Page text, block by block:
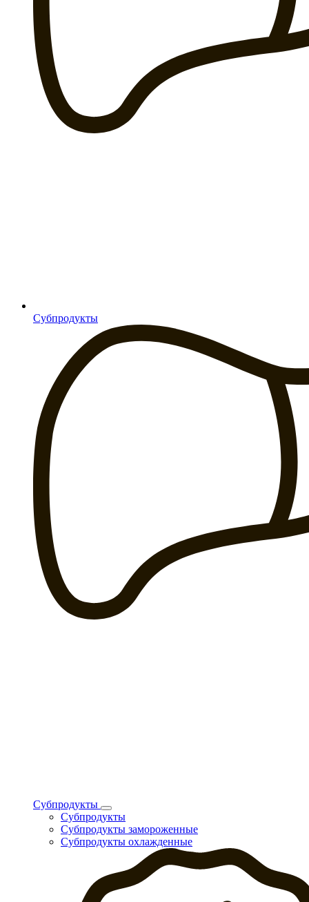
Субпродукты
Субпродукты
Субпродукты
Субпродукты замороженные
Субпродукты охлажденные